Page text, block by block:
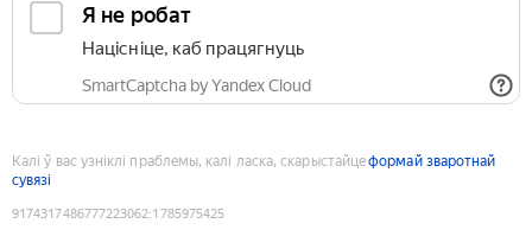
Я не робат
Націсніце, каб працягнуць
SmartCaptcha by Yandex Cloud
Калі ў вас узніклі праблемы, калі ласка, скарыстайцеформай зваротнай
сувязі
9174317486777223062:1785975425